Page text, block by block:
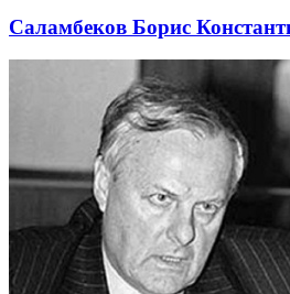
Саламбеков Борис